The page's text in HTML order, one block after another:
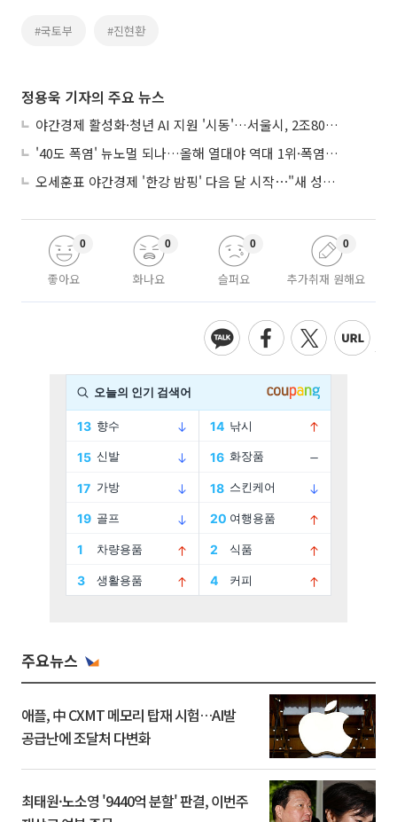
#국토부 #진현환
정용욱 기자의 주요 뉴스
야간경제 활성화·청년 AI 지원 '시동'…서울시, 2조8061억 추경 편성
'40도 폭염' 뉴노멀 되나…올해 열대야 역대 1위·폭염일수 평년 3배 넘어
오세훈표 야간경제 '한강 밤핑' 다음 달 시작⋯"새 성장동력 만들 것"
좋아요
0
화나요
0
슬퍼요
0
추가취재 원해요
0
주요뉴스
애플, 中 CXMT 메모리 탑재 시험…AI발
공급난에 조달처 다변화
최태원·노소영 '9440억 분할' 판결, 이번주